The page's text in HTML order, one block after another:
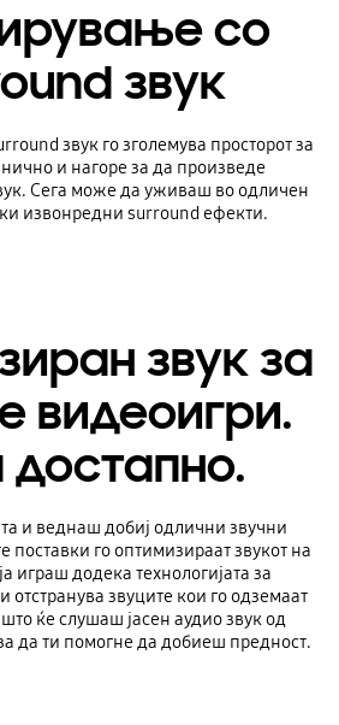
со
звук
звук го зголемува просторот за
и нагоре за да произведе
Сега може да уживаш во одличен
извонредни surround ефекти.
звук за
видеоигри.
достапно.
и веднаш добиј одлични звучни
поставки го оптимизираат звукот на
играш додека технологијата за
звуците кои го одземаат
ќе слушаш јасен аудио звук од
да ти помогне да добиеш предност.